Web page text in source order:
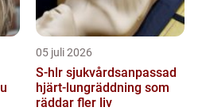
05 juli 2026
S-hlr sjukvårdsanpassad
hjärt-lungräddning som
räddar fler liv